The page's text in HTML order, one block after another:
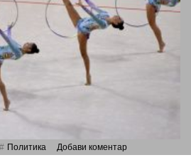
Политика Добави коментар